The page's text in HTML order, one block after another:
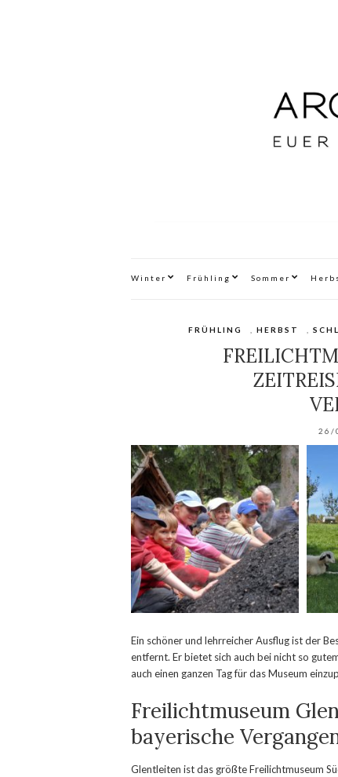
Winter Frühling Sommer
FRÜHLING ,HERBST ,
26/
Ein schöner und lehrreicher Ausflug ist der
entfernt. Er bietet sich auch bei nicht so
auch einen ganzen Tag für das Museum
Freilichtmuseum
bayerische
Glentleiten ist das größte Freilichtmuseum